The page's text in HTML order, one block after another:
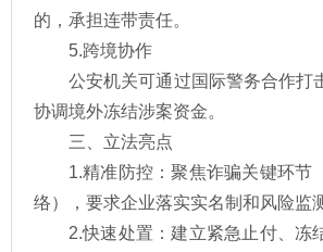
的，承担连带责任。
5.跨境协作
公安机关可通过国际警务合作打
协调境外冻结涉案资金。
三、立法亮点
1.精准防控：聚焦诈骗关键环节
络），要求企业落实实名制和风险监
2.快速处置：建立紧急止付、冻